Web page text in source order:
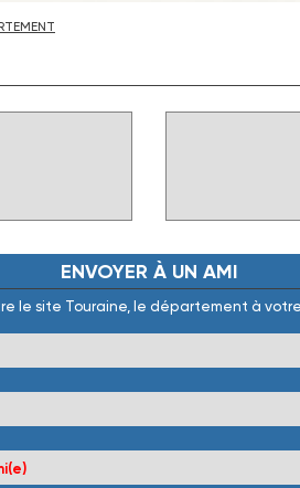
ENVOYER À UN AMI
le site Touraine, le département à